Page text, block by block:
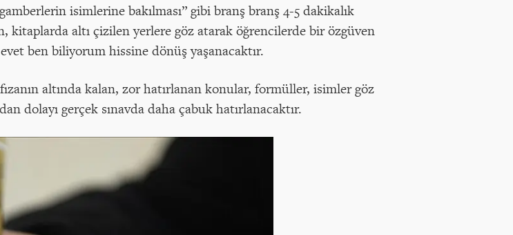
isimlerine bakılması” gibi branş branş 4-5 dakikalık
kitaplarda altı çizilen yerlere göz atarak öğrencilerde bir özgüven
ben biliyorum hissine dönüş yaşanacaktır.
altında kalan, zor hatırlanan konular, formüller, isimler göz
dolayı gerçek sınavda daha çabuk hatırlanacaktır.